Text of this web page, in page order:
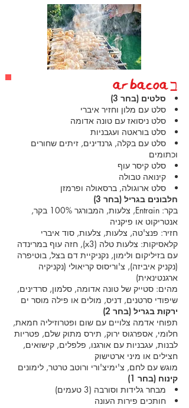
ב arbac0a
סלטים (בחר 3)
סלט עם מלון וחזיר איברי
סלט ניסואז עם טונה אדומה
סלט בוראטה ועגבניות
סלט עם בקלה, גרנדינים, זיתים שחורים
וכתומים
סלט קיסר עוף
קינואה טבולה
סלט ארוגולה, ברסאולה ופרמזן
חלבונים בגריל (בחר 3)
בקר: Entrain, צלעות, המבורגר 100% בקר,
אנטריקוט או פיקניה
חזיר: פנצ'טה, צלעות, צלעות, סוד איברי
קלאסיקות: צלעות טלה (x3), חזה עוף במרינדה
עם בזיליקום ולימון, נקניקיית דם בצל, בוטיפרה
(נקניק איביזה), צ'וריסוס קריאולי (נקניקיה
ארגנטינאית)
מהים: סטייק של טונה אדומה, סלמון, סרדינים,
שיפודי סרטנים, דניס, מולים או פילה מוסר ים
ירקות בגריל (בחר 2)
תפוחי אדמה צלויים עם שום ופטרוזיליה חמאת,
חלומי, אספרגוס ירוק, תירס מתוק שלם, פטריות
לבנות, עגבניות עם אורגנו, פלפלים, קישואים,
חצילים או מיני ארטישוק
מוגש עם לחם, צ'ימיצ'ורי ורוטב טרטר, לימונים
קינוח (בחר 1)
מבחר גלידות וסורבה (3 טעמים)
חותכים פירות העונה